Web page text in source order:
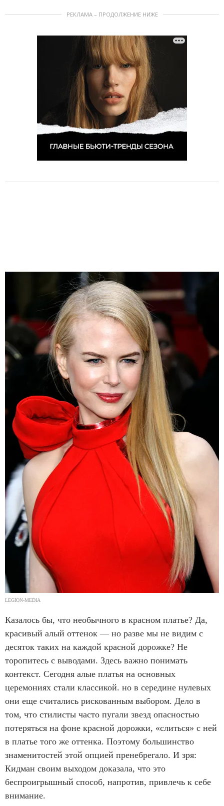
РЕКЛАМА – ПРОДОЛЖЕНИЕ НИЖЕ
LEGION-MEDIA
Казалось бы, что необычного в красном платье? Да,
красивый алый оттенок — но разве мы не видим с
десяток таких на каждой красной дорожке? Не
торопитесь с выводами. Здесь важно понимать
контекст. Сегодня алые платья на основных
церемониях стали классикой. но в середине нулевых
они еще считались рискованным выбором. Дело в
том, что стилисты часто пугали звезд опасностью
потеряться на фоне красной дорожки, «слиться» с ней
в платье того же оттенка. Поэтому большинство
знаменитостей этой опцией пренебрегало. И зря:
Кидман своим выходом доказала, что это
беспроигрышный способ, напротив, привлечь к себе
внимание.